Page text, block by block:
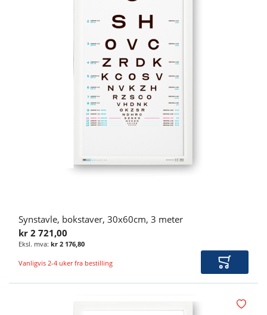
Synstavle, bokstaver, 30x60cm, 3 meter
kr 2 721,00
kr 2 176,80
Vanligvis 2-4 uker fra bestilling Legg i
Legg i